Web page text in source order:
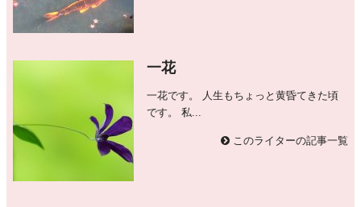
一花
一花です。 人生もちょっと黄昏てきた頃
です。 私...
このライターの記事一覧